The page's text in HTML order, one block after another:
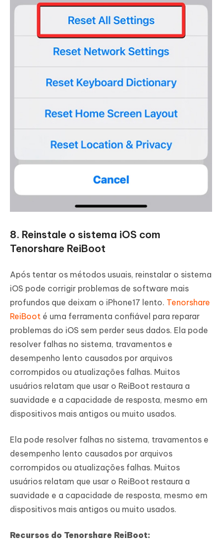
8. Reinstale o sistema iOS com
Tenorshare ReiBoot
Após tentar os métodos usuais, reinstalar o sistema
iOS pode corrigir problemas de software mais
profundos que deixam o iPhone17 lento. Tenorshare
ReiBoot é uma ferramenta confiável para reparar
problemas do iOS sem perder seus dados. Ela pode
resolver falhas no sistema, travamentos e
desempenho lento causados por arquivos
corrompidos ou atualizações falhas. Muitos
usuários relatam que usar o ReiBoot restaura a
suavidade e a capacidade de resposta, mesmo em
dispositivos mais antigos ou muito usados.
Ela pode resolver falhas no sistema, travamentos e
desempenho lento causados por arquivos
corrompidos ou atualizações falhas. Muitos
usuários relatam que usar o ReiBoot restaura a
suavidade e a capacidade de resposta, mesmo em
dispositivos mais antigos ou muito usados.
Recursos do Tenorshare ReiBoot: